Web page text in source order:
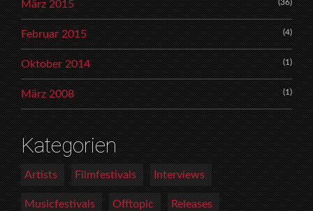
März 2015 (36)
Februar 2015 (4)
Oktober 2014 (1)
März 2008 (1)
Kategorien
Artists Filmfestivals Interviews
Musicfestivals Offtopic Releases